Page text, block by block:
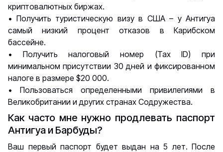
криптовалютных биржах.
• Получить туристическую визу в США – у Антигуа
самый низкий процент отказов в Карибском
бассейне.
• Получить налоговый номер (Tax ID) при
минимальном присутствии 30 дней и фиксированном
налоге в размере $20 000.
• Пользоваться определенными привилегиями в
Великобритании и других странах Содружества.
Как часто мне нужно продлевать паспорт
Антигуа и Барбуды?
Ваш первый паспорт будет выдан на 5 лет. После